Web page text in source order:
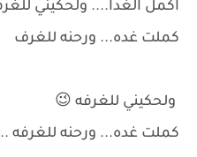
اكمل الغدا.... ولحكيني
كملت غده... ورحنه للغرف
ولحكيني للغرفه 😉
كملت غده... ورحنه للغرفه